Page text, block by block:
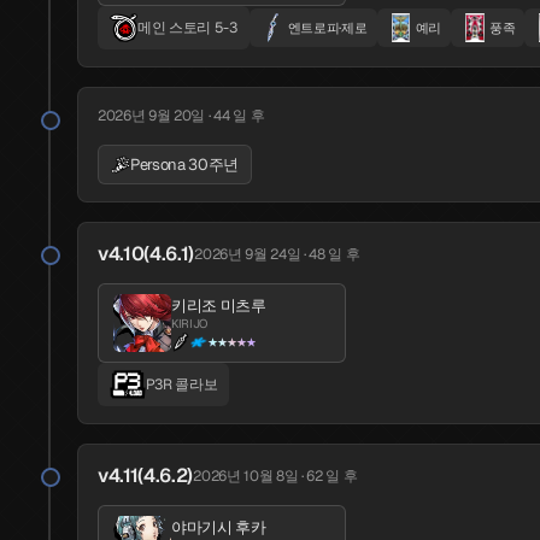
PUPPET
★★★★ ★★★★
v1.02025년 6월 25일 · 408 일 전
아마미야 렌
★★★★★
P5 콜라보 메인 스토리 1&2
2025년 6월 26일 · 407 일 전
글로벌 데뷔
v1.12025년 7월 10일 · 393 일 전
메인 스토리 5-3 엔트로피·제로 예리 풍족
2026년 9월 20일 · 44 일 후
Persona 30주년
v4.10(4.6.1)2026년 9월 24일 · 48 일 후
키리조 미츠루
KIRIJO
★★★★★
P3R 콜라보
v4.11(4.6.2)2026년 10월 8일 · 62 일 후
야마기시 후카